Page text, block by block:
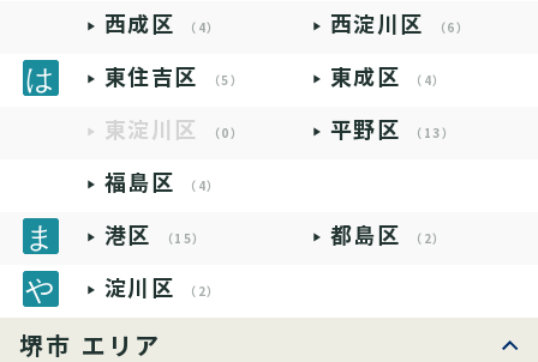
西成区 （4） 西淀川区 （6）
東住吉区 （5） 東成区 （4）
東淀川区 （0） 平野区 （13）
福島区 （4）
港区 （15） 都島区 （2）
淀川区 （2）
堺市 エリア